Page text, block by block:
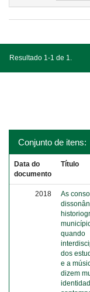
Resultado 1-1 de 1.
Conjunto de itens:
Data do
documento
Título
2018
As
quando
dos
e a
dizem